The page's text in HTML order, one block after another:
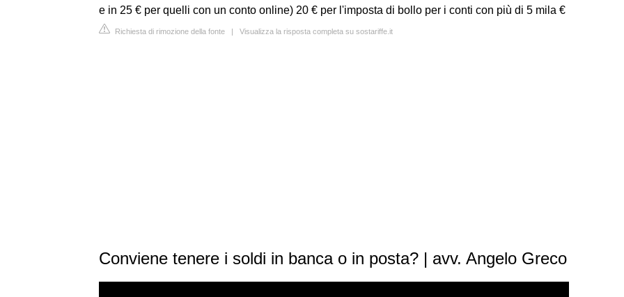
e in 25 € per quelli con un conto online) 20 € per l'imposta di bollo per i conti con più di 5 mila €
Richiesta di rimozione della fonte | Visualizza la risposta completa su sostariffe.it
Conviene tenere i soldi in banca o in posta? | avv. Angelo Greco